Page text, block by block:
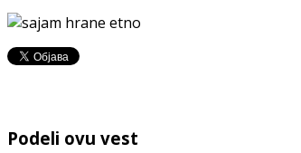
Podeli ovu vest